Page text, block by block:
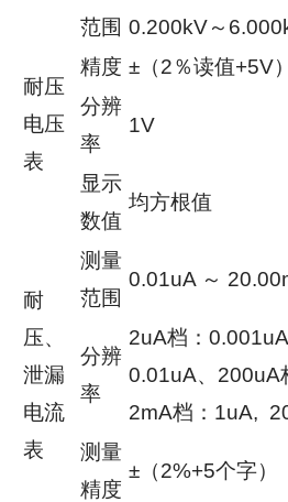
耐压
电压
表
范围 0.200kV～
精度 ±（2％读值+5V）
分辨
率
1V
显示
数值
均方根值
耐
压、
泄漏
电流
表
测量
范围
0.01uA ～
分辨
率
2uA档：
0.01uA、200uA
2mA档：1uA,
测量
精度
±（2%+5个字）